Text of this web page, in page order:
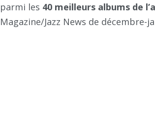
parmi les 40 meilleurs albums de
Magazine/Jazz News de décembre-